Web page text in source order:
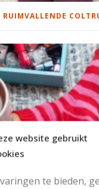
website gebruikt
te bieden,
RUIMVALLENDE